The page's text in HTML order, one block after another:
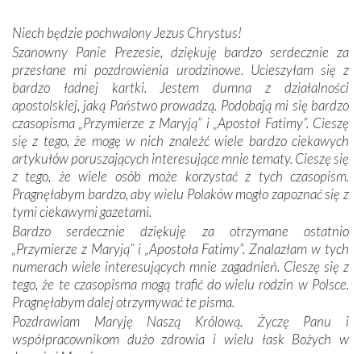
mieliśmy okazję przekonać się, że Maryja swoją opieką
otacza nie tylko nasz naród, lecz wszystkie nacje, które
się Jej ufnie oddają, a także każdą osobę, która zawierza
Jej siebie oraz swych bliskich.
Dzieje Portugalii to również historia wierności Bogu i
odstępstw, także w życiu władców. Trudne momenty w
wymiarze tak osobistym, jak i zbiorowym, przypominają o
konieczności ciągłego zabiegania o własną duszę i o łaskę
Opatrzności. Wierność przynosi pomyślność –
przynajmniej w życiu duchowym. Odstępstwo owocuje
nieszczęściem i śmiercią. Te uniwersalne prawdy
przychodziły na myśl, gdy słuchaliśmy opowieści
przewodników o portugalskich monarchach i wodzach,
zwycięskich bitwach i nieszczęśliwych losach grzesznych
kochanków.
Byli tym razem pośród Apostołów Fatimy reprezentanci
Niech będzie pochwalony Jezus Chrystus!
Szanowny Panie Prezesie, dziękuję bardzo serdecznie za
przesłane mi pozdrowienia urodzinowe. Ucieszyłam się z
bardzo ładnej kartki. Jestem dumna z działalności
apostolskiej, jaką Państwo prowadzą. Podobają mi się bardzo
czasopisma „Przymierze z Maryją” i „Apostoł Fatimy”. Cieszę
się z tego, że mogę w nich znaleźć wiele bardzo ciekawych
artykułów poruszających interesujące mnie tematy. Cieszę się
z tego, że wiele osób może korzystać z tych czasopism.
Pragnęłabym bardzo, aby wielu Polaków mogło zapoznać się z
tymi ciekawymi gazetami.
Bardzo serdecznie dziękuję za otrzymane ostatnio
„Przymierze z Maryją” i „Apostoła Fatimy”. Znalazłam w tych
numerach wiele interesujących mnie zagadnień. Cieszę się z
tego, że te czasopisma mogą trafić do wielu rodzin w Polsce.
Pragnęłabym dalej otrzymywać te pisma.
Pozdrawiam Maryję Naszą Królową. Życzę Panu i
współpracownikom dużo zdrowia i wielu łask Bożych w